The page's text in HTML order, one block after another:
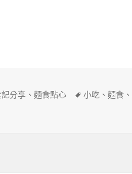
分享 、麵食點心
標
小吃 、麵食 、